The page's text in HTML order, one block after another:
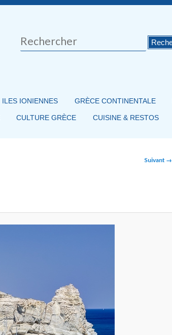
Rechercher
ILES IONIENNES GRÈCE CONTINENTALE
CULTURE GRÈCE CUISINE & RESTOS
Suivant →